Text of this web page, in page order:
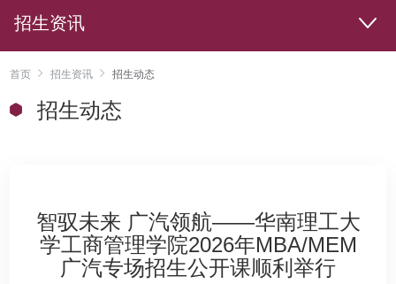
招生资讯
首页 招生资讯 招生动态
招生动态
智驭未来 广汽领航——华南理工大
学工商管理学院2026年MBA/MEM
广汽专场招生公开课顺利举行